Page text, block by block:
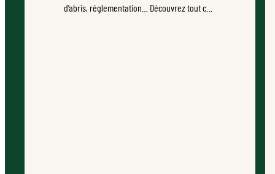
d’abris, réglementation… Découvrez tout ce